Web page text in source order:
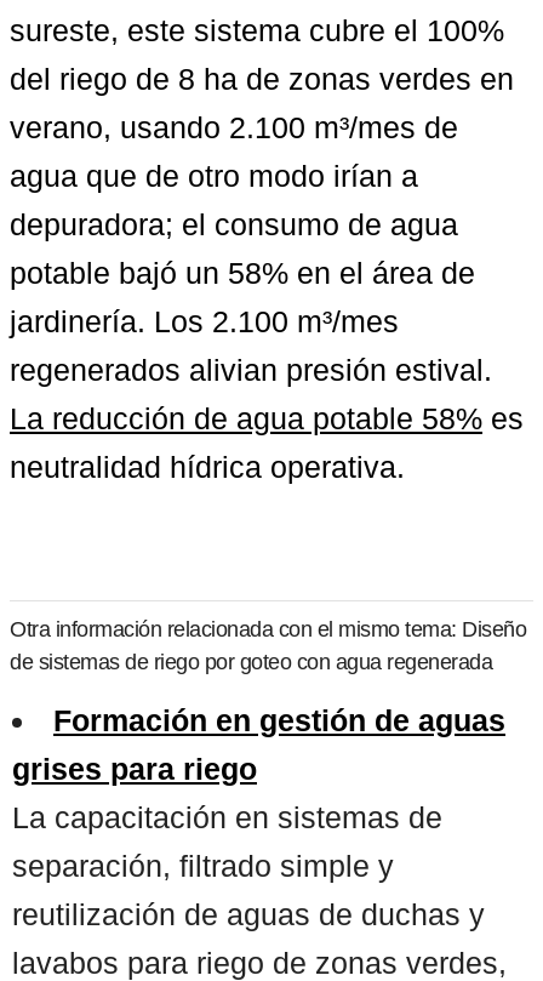
sureste, este sistema cubre el 100%
del riego de 8 ha de zonas verdes en
verano, usando 2.100 m³/mes de
agua que de otro modo irían a
depuradora; el consumo de agua
potable bajó un 58% en el área de
jardinería. Los 2.100 m³/mes
regenerados
La reducción de agua potable 58% es
neutralidad hídrica operativa.
Otra información relacionada con el mismo tema: Diseño
de sistemas de riego por goteo con agua regenerada
Formación en gestión de aguas
grises para riego
La capacitación en sistemas de
separación, filtrado simple y
reutilización de aguas de duchas y
lavabos para riego de zonas verdes,